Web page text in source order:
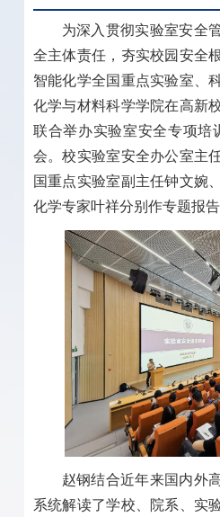
为深入贯彻实验室安全
全主体责任，夯实校园安全
智能化学全国重点实验室、
化学与材料科学学院在高新
联合举办实验室安全专项培
会。校实验室安全办公室主
国重点实验室副主任钟文婉
化学专家叶祥分别作专题报告
赵钢结合近年来国内外
系统解读了学校、院系、实